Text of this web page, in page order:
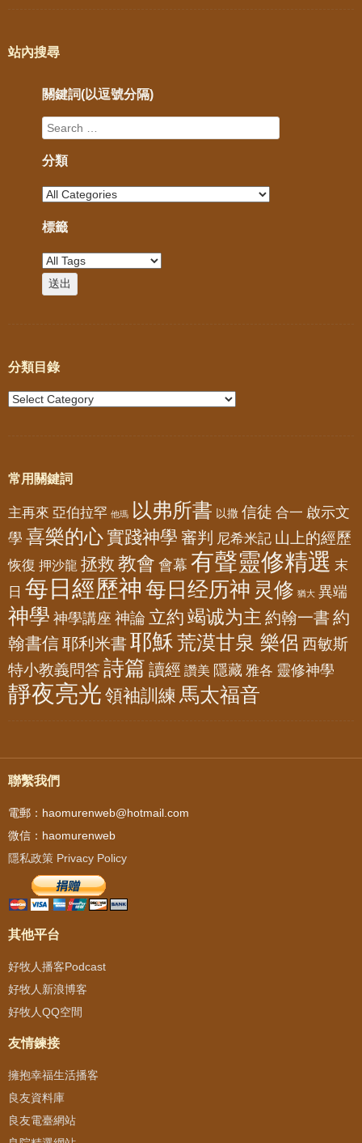
站內搜尋
關鍵詞(以逗號分隔)
分類
標籤
分類目錄
常用關鍵詞
主再來 亞伯拉罕 他瑪 以弗所書 以撒 信徒 合一 啟示文
學 喜樂的心實踐神學 審判 尼希米記 山上的經歷
恢復 押沙龍 拯救 教會 會幕 有聲靈修精選 末
日 每日經歷神 每日经历神 灵修 猶大 異端
神學 神學講座 神論 立約 竭诚为主 約翰一書 約
翰書信耶利米書 耶穌荒漠甘泉 樂侶 西敏斯
特小教義問答詩篇 讀經 讚美 隱藏 雅各 靈修神學
靜夜亮光 領袖訓練 馬太福音
聯繫我們
電郵：haomurenweb@hotmail.com
微信：haomurenweb
隱私政策 Privacy Policy
其他平台
好牧人播客Podcast
好牧人新浪博客
好牧人QQ空間
友情鍊接
擁抱幸福生活播客
良友資料庫
良友電臺網站